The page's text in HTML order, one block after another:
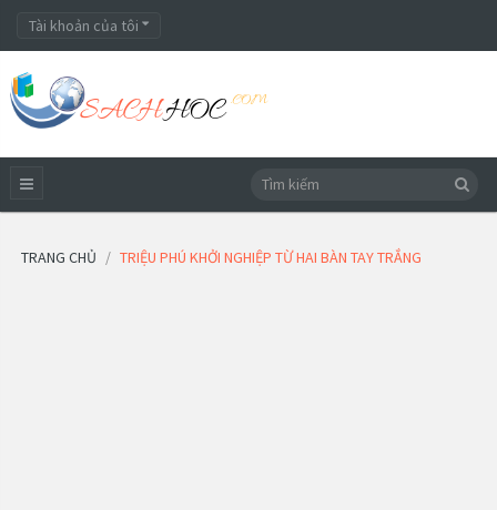
Tài khoản của tôi
TRANG CHỦ TRIỆU PHÚ KHỞI NGHIỆP TỪ HAI BÀN TAY TRẮNG